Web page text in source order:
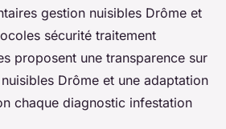
gestion nuisibles Drôme et
sécurité traitement
proposent une transparence sur
Drôme et une adaptation
chaque diagnostic infestation